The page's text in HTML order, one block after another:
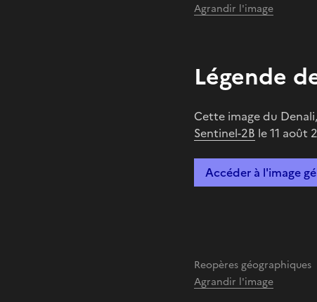
Agrandir l'image
Légende
Cette image du
Sentinel-2B le 11 août
Accéder à l'image
Reopères géographiques
Agrandir l'image